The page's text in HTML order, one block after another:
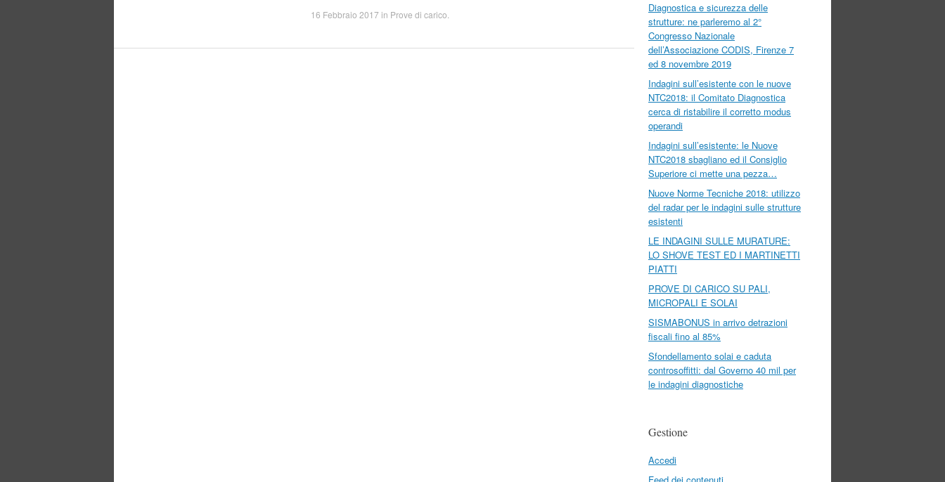
16 Febbraio 2017 in Prove di carico
Diagnostica e sicurezza delle
strutture: ne parleremo al 2°
Congresso Nazionale
dell’Associazione CODIS, Firenze 7
ed 8 novembre 2019
Indagini sull’esistente con le nuove
NTC2018: il Comitato Diagnostica
cerca di ristabilire il corretto modus
operandi
Indagini sull’esistente: le Nuove
NTC2018 sbagliano ed il Consiglio
Superiore ci mette una pezza…
Nuove Norme Tecniche 2018: utilizzo
del radar per le indagini sulle strutture
esistenti
LE INDAGINI SULLE MURATURE:
LO SHOVE TEST ED I MARTINETTI
PIATTI
PROVE DI CARICO SU PALI,
MICROPALI E SOLAI
SISMABONUS in arrivo detrazioni
fiscali fino al 85%
Sfondellamento solai e caduta
controsoffitti: dal Governo 40 mil per
le indagini diagnostiche
Gestione
Accedi